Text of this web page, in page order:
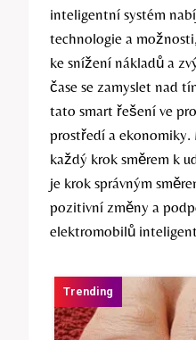
inteligentní systém
technologie a
ke snížení nákladů a
čase se zamyslet nad
tato smart řešení ve
prostředí a
každý krok směrem k
je krok správným
pozitivní změny a
elektromobilů